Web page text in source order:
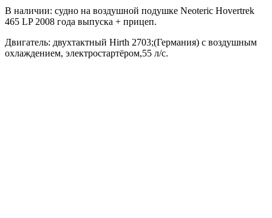
В наличии: судно на воздушной подушке Neoteric Hovertrek
465 LP 2008 года выпуска + прицеп.
Двигатель: двухтактный Hirth 2703;(Германия) с воздушным
охлаждением, электростартёром,55 л/с.